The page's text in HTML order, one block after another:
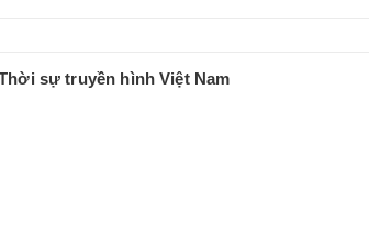
sự truyền hình Việt Nam